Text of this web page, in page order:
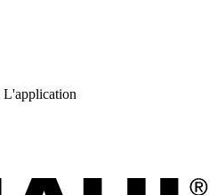
L'application